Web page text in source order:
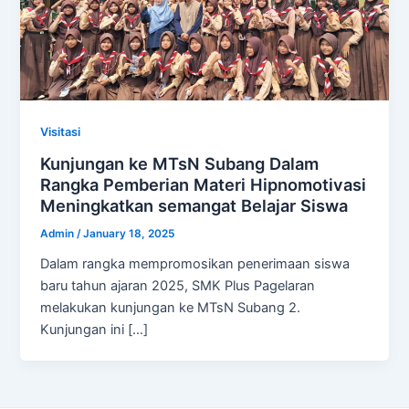
Visitasi
Kunjungan ke MTsN Subang Dalam
Rangka Pemberian Materi Hipnomotivasi
Meningkatkan semangat Belajar Siswa
Admin /January 18, 2025
Dalam rangka mempromosikan penerimaan siswa
baru tahun ajaran 2025, SMK Plus Pagelaran
melakukan kunjungan ke MTsN Subang 2.
Kunjungan ini […]